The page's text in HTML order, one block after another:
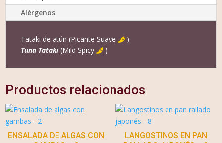
Alérgenos
Tataki de atún (Picante Suave
)
Tuna Tataki(Mild Spicy )
Productos relacionados
ENSALADA DE ALGAS CON
LANGOSTINOS EN PAN